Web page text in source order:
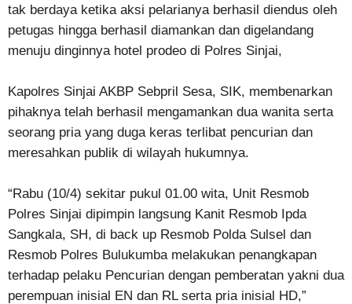
tak berdaya ketika aksi pelarianya berhasil diendus oleh
petugas hingga berhasil diamankan dan digelandang
menuju dinginnya hotel prodeo di Polres Sinjai,
Kapolres Sinjai AKBP Sebpril Sesa, SIK, membenarkan
pihaknya telah berhasil mengamankan dua wanita serta
seorang pria yang duga keras terlibat pencurian dan
meresahkan publik di wilayah hukumnya.
“Rabu (10/4) sekitar pukul 01.00 wita, Unit Resmob
Polres Sinjai dipimpin langsung Kanit Resmob Ipda
Sangkala, SH, di back up Resmob Polda Sulsel dan
Resmob Polres Bulukumba melakukan penangkapan
terhadap pelaku Pencurian dengan pemberatan yakni dua
perempuan inisial EN dan RL serta pria inisial HD,”